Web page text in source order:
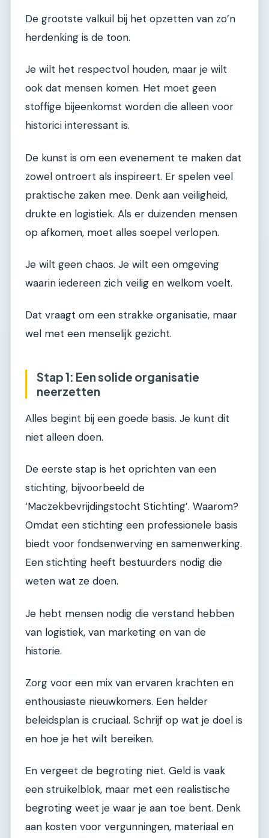
De grootste valkuil bij het opzetten van zo’n
herdenking is de toon.
Je wilt het respectvol houden, maar je wilt
ook dat mensen komen. Het moet geen
stoffige bijeenkomst worden die alleen voor
historici interessant is.
De kunst is om een evenement te maken dat
zowel ontroert als inspireert. Er spelen veel
praktische zaken mee. Denk aan veiligheid,
drukte en logistiek. Als er duizenden mensen
op afkomen, moet alles soepel verlopen.
Je wilt geen chaos. Je wilt een omgeving
waarin iedereen zich veilig en welkom voelt.
Dat vraagt om een strakke organisatie, maar
wel met een menselijk gezicht.
Stap 1: Een solide organisatie
neerzetten
Alles begint bij een goede basis. Je kunt dit
niet alleen doen.
De eerste stap is het oprichten van een
stichting, bijvoorbeeld de
‘Maczekbevrijdingstocht Stichting’. Waarom?
Omdat een stichting een professionele basis
biedt voor fondsenwerving en samenwerking.
Een stichting heeft bestuurders nodig die
weten wat ze doen.
Je hebt mensen nodig die verstand hebben
van logistiek, van marketing en van de
historie.
Zorg voor een mix van ervaren krachten en
enthousiaste nieuwkomers. Een helder
beleidsplan is cruciaal. Schrijf op wat je doel is
en hoe je het wilt bereiken.
En vergeet de begroting niet. Geld is vaak
een struikelblok, maar met een realistische
begroting weet je waar je aan toe bent. Denk
aan kosten voor vergunningen, materiaal en